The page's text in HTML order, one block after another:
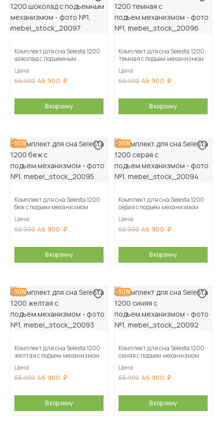
Комплект для сна Selesta 1200
шоколад с подъемным
Цена
66 990 46 900
В корзину
Комплект для сна Selesta 1200
темная с подъем.механизмом
Цена
66 990 46 900
В корзину
-30%
Комплект для сна Selesta 1200
беж с подъем.механизмом
Цена
66 990 46 900
В корзину
-30%
Комплект для сна Selesta 1200
серая с подъем.механизмом
Цена
66 990 46 900
В корзину
-30%
Комплект для сна Selesta 1200
желтая с подъем.механизмом
Цена
66 990 46 900
В корзину
-30%
Комплект для сна Selesta 1200
синяя с подъем.механизмом
Цена
66 990 46 900
В корзину